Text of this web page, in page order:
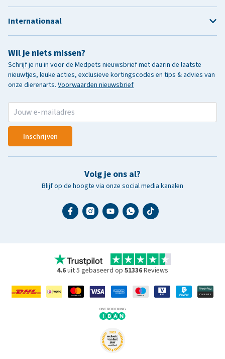
Wil je niets missen?
Schrijf je nu in voor de Medpets nieuwsbrief met daarin de laatste
nieuwtjes, leuke acties, exclusieve kortingscodes en tips & advies van
onze dierenarts. Voorwaarden nieuwsbrief
Inschrijven
Volg je ons al?
Blijf op de hoogte via onze social media kanalen
Internationaal
4.6uit 5 gebaseerd op 51336Reviews